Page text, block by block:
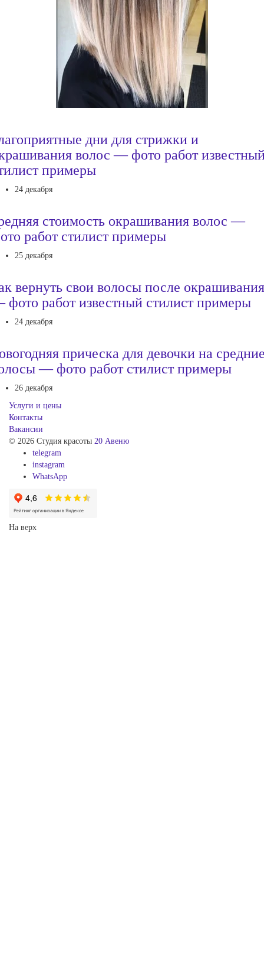
дни для стрижки и
волос — фото работ
примеры
24 декабря
стоимость окрашивания волос —
работ стилист примеры
25 декабря
вернуть свои волосы после окрашивания
работ известный стилист примеры
24 декабря
прическа для девочки на
— фото работ стилист примеры
26 декабря
Услуги и цены
Контакты
Вакансии
© 2026 Студия красоты 20 Авеню
telegram
instagram
WhatsApp
На верх